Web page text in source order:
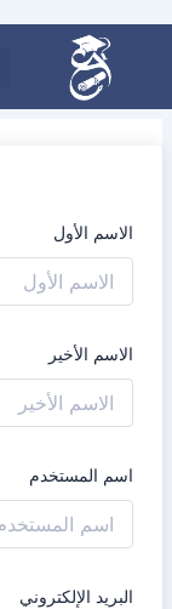
المحتوى
الاسم الأول
الاسم الأخير
اسم المستخدم
البريد الإلكتروني